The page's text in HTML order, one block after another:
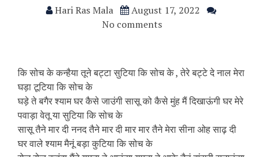
Hari Ras Mala
August 17, 2022
No comments
कि सोच के कन्हैया तूने बट्टा सुटिया कि सोच के , तेरे बट्टे दे नाल मेरा
घड़ा टूटिया कि सोच के
घड़े ते बगैर श्याम घर कैसे जाउंगी सासू को कैसे मुंह मैं दिखाऊंगी घर मेरे
पवाड़ा वेतू या सुटिया कि सोच के
सासू तैने मार दी ननद तैने मार दी मार मार तैने मेरा सीना ओह साढ़ दी
घर वाले श्याम मैनूं बड़ा कुटिया कि सोच के